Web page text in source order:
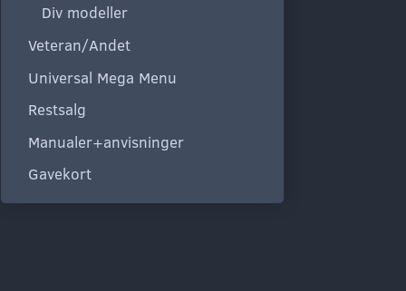
Div modeller
Veteran/Andet
Universal Mega Menu
Restsalg
Manualer+anvisninger
Gavekort